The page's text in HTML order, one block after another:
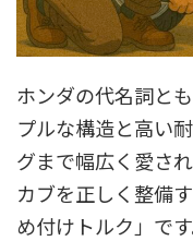
ホンダの代名詞と
プルな構造と高い
グまで幅広く愛さ
カブを正しく整備
め付けトルク」で